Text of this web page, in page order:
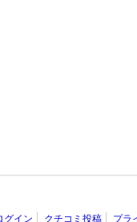
グイン クチコミ投稿 プラ